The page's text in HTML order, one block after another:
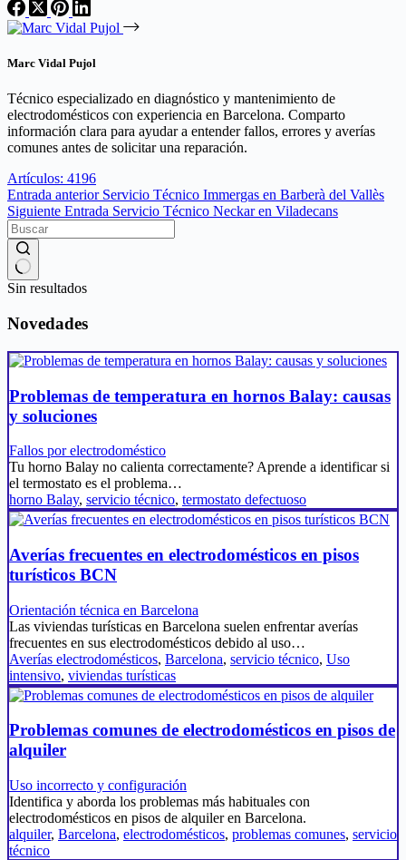
Marc Vidal Pujol
Técnico especializado en diagnóstico y mantenimiento de
electrodomésticos con experiencia en Barcelona. Comparto
información clara para ayudar a entender fallos, errores y averías
comunes antes de solicitar una reparación.
Artículos: 4196
Entrada anterior Servicio Técnico Immergas en Barberà del Vallès
Siguiente Entrada Servicio Técnico Neckar en Viladecans
Sin resultados
Novedades
Problemas de temperatura en hornos Balay: causas
y soluciones
Fallos por electrodoméstico
Tu horno Balay no calienta correctamente? Aprende a identificar si
el termostato es el problema…
horno Balay, servicio técnico, termostato defectuoso
Averías frecuentes en electrodomésticos en pisos
turísticos BCN
Orientación técnica en Barcelona
Las viviendas turísticas en Barcelona suelen enfrentar averías
frecuentes en sus electrodomésticos debido al uso…
Averías electrodomésticos, Barcelona, servicio técnico, Uso
intensivo, viviendas turísticas
Problemas comunes de electrodomésticos en pisos de
alquiler
Uso incorrecto y configuración
Identifica y aborda los problemas más habituales con
electrodomésticos en pisos de alquiler en Barcelona.
alquiler, Barcelona, electrodomésticos, problemas comunes, servicio
técnico